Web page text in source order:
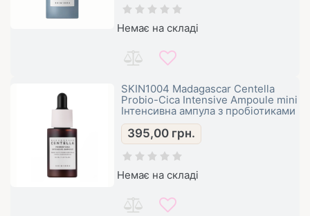
Немає на складі
SKIN1004 Madagascar Centella
Probio-Cica Intensive Ampoule mini
Інтенсивна ампула з пробіотиками
395,00 грн.
Немає на складі